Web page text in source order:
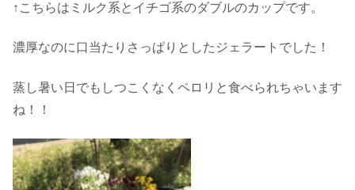
↑こちらはミルク系とイチゴ系のダブルのカップです。
濃厚なのに口当たりさっぱりとしたジェラートでした！
蒸し暑い日でもしつこくなくペロリと食べられちゃいます
ね！！